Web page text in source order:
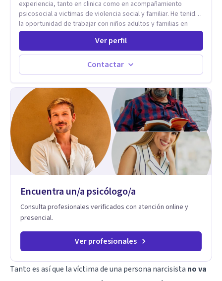
experiencia, tanto en clinica como en acompañamiento
psicosocial a victimas de violencia social y familiar. He tenido
la oportunidad de trabajar con niños adultos y familias en
todos los espacios y esto me ha dado un una variedad de
aprendizajes que ahora pongo a tu disposicion. En la
actualidad puedo atenderte de manera presencial y/o virtual,
de lunes a sabado. el costo de cada sesión lo acordamos en
el primer contacto
Ver perfil
Contactar
Encuentra un/a psicólogo/a
Consulta profesionales verificados con atención online y
presencial.
Ver profesionales
Tanto es así que la víctima de una persona narcisista no va